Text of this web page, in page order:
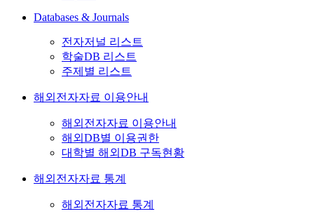
Databases & Journals
전자저널 리스트
학술DB 리스트
주제별 리스트
해외전자자료 이용안내
해외전자자료 이용안내
해외DB별 이용권한
대학별 해외DB 구독현황
해외전자자료 통계
해외전자자료 통계